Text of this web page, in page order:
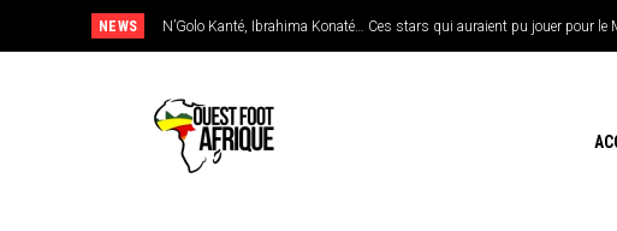
NEWS N’Golo Kanté, Ibrahima Konaté… Ces stars qui auraient pu jouer pour le